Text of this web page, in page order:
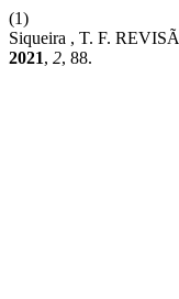
(1)
Siqueira , T. F.
2021, 2, 88.